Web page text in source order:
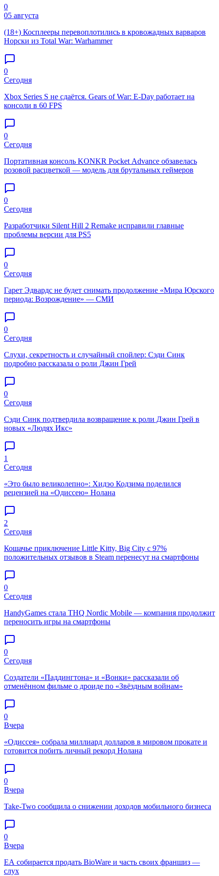
0
05 августа
(18+) Косплееры перевоплотились в кровожадных варваров
Норски из Total War: Warhammer
0
Сегодня
Xbox Series S не сдаётся. Gears of War: E-Day работает на
консоли в 60 FPS
0
Сегодня
Портативная консоль KONKR Pocket Advance обзавелась
розовой расцветкой — модель для брутальных геймеров
0
Сегодня
Разработчики Silent Hill 2 Remake исправили главные
проблемы версии для PS5
0
Сегодня
Гарет Эдвардс не будет снимать продолжение «Мира Юрского
периода: Возрождение» — СМИ
0
Сегодня
Слухи, секретность и случайный спойлер: Сэди Синк
подробно рассказала о роли Джин Грей
0
Сегодня
Сэди Синк подтвердила возвращение к роли Джин Грей в
новых «Людях Икс»
1
Сегодня
«Это было великолепно»: Хидэо Кодзима поделился
рецензией на «Одиссею» Нолана
2
Сегодня
Кошачье приключение Little Kitty, Big City с 97%
положительных отзывов в Steam перенесут на смартфоны
0
Сегодня
HandyGames стала THQ Nordic Mobile — компания продолжит
переносить игры на смартфоны
0
Сегодня
Создатели «Паддингтона» и «Вонки» рассказали об
отменённом фильме о дроиде по «Звёздным войнам»
0
Вчера
«Одиссея» собрала миллиард долларов в мировом прокате и
готовится побить личный рекорд Нолана
0
Вчера
Take-Two сообщила о снижении доходов мобильного бизнеса
0
Вчера
EA собирается продать BioWare и часть своих франшиз —
слух